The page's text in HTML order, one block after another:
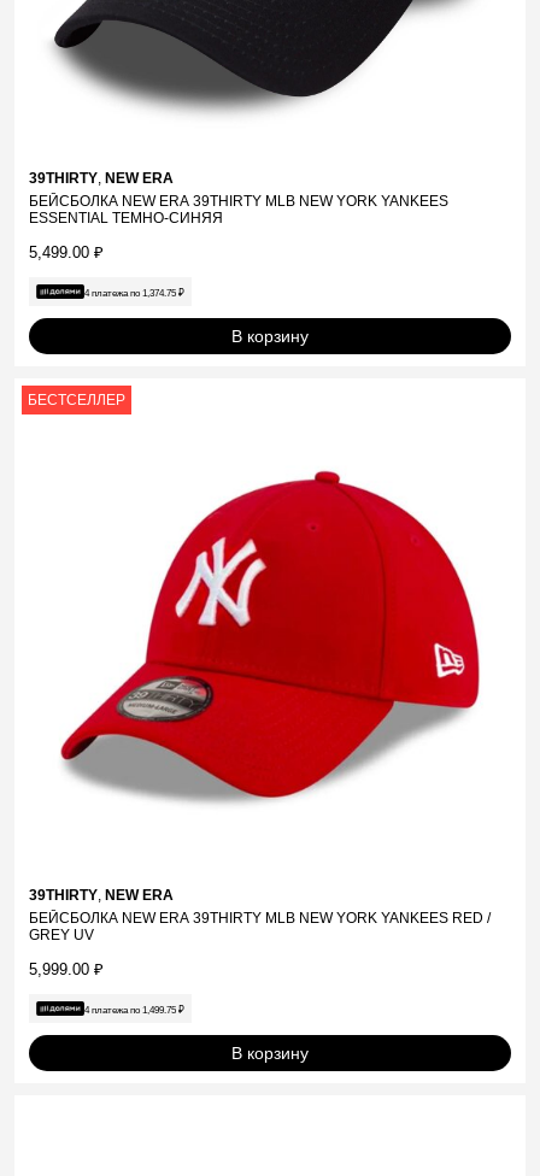
39THIRTY, NEW ERA
БЕЙСБОЛКА NEW ERA 39THIRTY MLB NEW YORK YANKEES
ESSENTIAL ТЕМНО-СИНЯЯ
5,499.00 ₽
4 платежа по 1,374.75 ₽
В корзину
БЕСТСЕЛЛЕР
39THIRTY, NEW ERA
БЕЙСБОЛКА NEW ERA 39THIRTY MLB NEW YORK YANKEES RED /
GREY UV
5,999.00 ₽
4 платежа по 1,499.75 ₽
В корзину